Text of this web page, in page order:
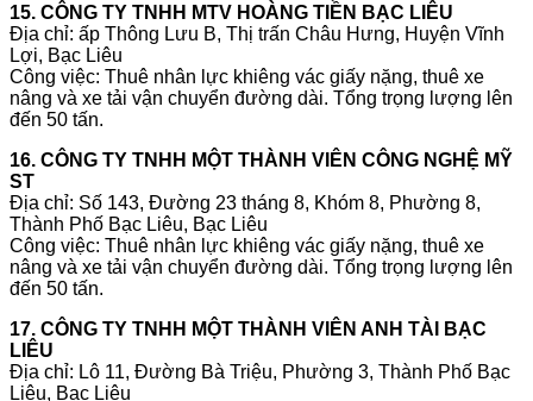
15. CÔNG TY TNHH MTV HOÀNG TIỀN BẠC LIÊU
Địa chỉ: ấp Thông Lưu B, Thị trấn Châu Hưng, Huyện Vĩnh
Lợi, Bạc Liêu
Công việc: Thuê nhân lực khiêng vác giấy nặng, thuê xe
nâng và xe tải vận chuyển đường dài. Tổng trọng lượng lên
đến 50 tấn.
16. CÔNG TY TNHH MỘT THÀNH VIÊN CÔNG NGHỆ MỸ
ST
Địa chỉ: Số 143, Đường 23 tháng 8, Khóm 8, Phường 8,
Thành Phố Bạc Liêu, Bạc Liêu
Công việc: Thuê nhân lực khiêng vác giấy nặng, thuê xe
nâng và xe tải vận chuyển đường dài. Tổng trọng lượng lên
đến 50 tấn.
17. CÔNG TY TNHH MỘT THÀNH VIÊN ANH TÀI BẠC
LIÊU
Địa chỉ: Lô 11, Đường Bà Triệu, Phường 3, Thành Phố Bạc
Liêu, Bạc Liêu